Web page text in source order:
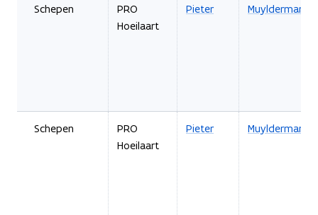
Schepen
PRO
Hoeilaart
Pieter Muyldermans
Schepen
PRO
Hoeilaart
Pieter Muyldermans